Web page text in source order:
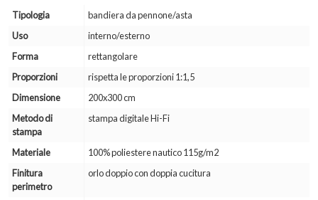
Tipologia
bandiera da pennone/asta
Uso
interno/esterno
Forma
rettangolare
Proporzioni
rispetta le proporzioni 1:1,5
Dimensione
200x300 cm
Metodo di
stampa
stampa digitale Hi-Fi
Materiale
100% poliestere nautico 115g/m2
Finitura
perimetro
orlo doppio con doppia cucitura